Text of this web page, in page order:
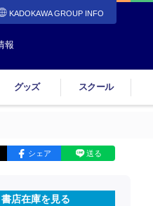
KADOKAWA GROUP INFO
報
グッズ スクール
シェア 送る
書店在庫を見る